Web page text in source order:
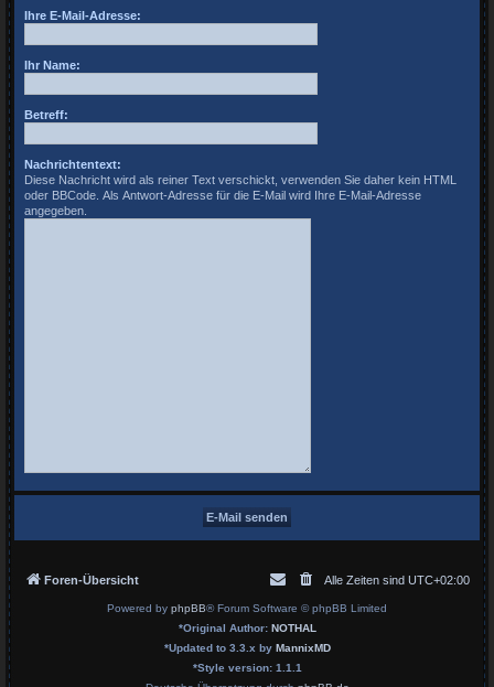
Ihre E-Mail-Adresse:
Ihr Name:
Betreff:
Nachrichtentext:
Diese Nachricht wird als reiner Text verschickt, verwenden Sie daher kein HTML
oder BBCode. Als Antwort-Adresse für die E-Mail wird Ihre E-Mail-Adresse
angegeben.
Foren-Übersicht Alle Zeiten sind UTC+02:00
Powered by phpBB® Forum Software © phpBB Limited
*Original Author: NOTHAL
*Updated to 3.3.x by MannixMD
*Style version: 1.1.1